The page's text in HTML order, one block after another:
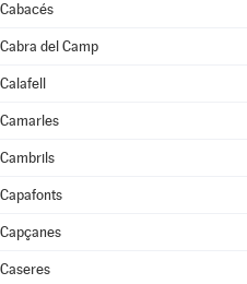
Cabacés
Cabra del Camp
Calafell
Camarles
Cambrils
Capafonts
Capçanes
Caseres